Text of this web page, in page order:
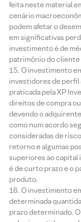
feita neste material
cenário
podem afetar o
em significativas
investimento é de
patrimônio do
O investimento
investidores de perfil
praticada pela XP
direitos de compra
devendo o
como num acordo
consideradas de
retorno e algumas
superiores ao capital
é de curto prazo e o
produto.
O investimento
determinada
prazo determinado.